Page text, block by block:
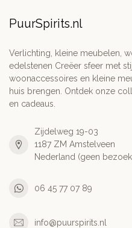
PuurSpirits.nl
Verlichting, kleine meubelen,
edelstenen Creëer sfeer met
woonaccessoires en kleine
huis brengen. Ontdek onze
en cadeaus.
Zijdelweg 19-03
1187 ZM Amstelveen
Nederland (geen
06 45 77 07 89
info@puurspirits.nl